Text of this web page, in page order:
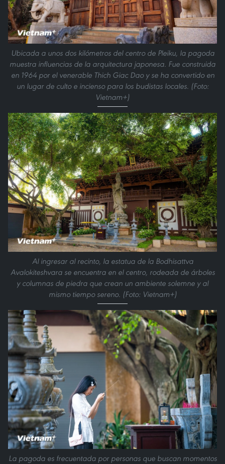
Ubicada a unos dos kilómetros del centro de Pleiku, la pagoda
muestra influencias de la arquitectura japonesa. Fue construida
en 1964 por el venerable Thich Giac Dao y se ha convertido en
un lugar de culto e incienso para los budistas locales. (Foto:
Vietnam+)
Al ingresar al recinto, la estatua de la Bodhisattva
Avalokiteshvara se encuentra en el centro, rodeada de árboles
y columnas de piedra que crean un ambiente solemne y al
mismo tiempo sereno. (Foto: Vietnam+)
La pagoda es frecuentada por personas que buscan momentos